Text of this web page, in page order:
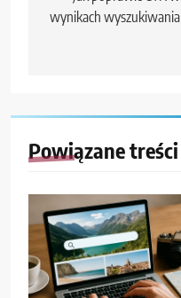
wynikach wyszukiwania
Powiązane treści